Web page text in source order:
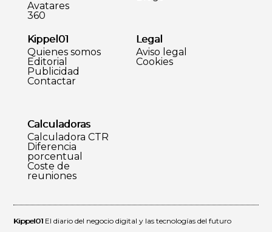
Avatares
360
Kippel01
Quienes somos
Editorial
Publicidad
Contactar
Legal
Aviso legal
Cookies
Calculadoras
Calculadora CTR
Diferencia
porcentual
Coste de
reuniones
Kippel01 El diario del negocio digital y las tecnologías del futuro